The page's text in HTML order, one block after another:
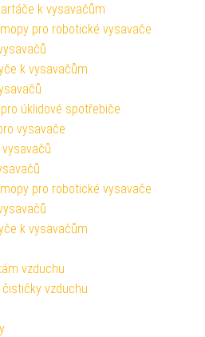
k vysavačům
pro robotické vysavače
k vysavačům
úklidové spotřebiče
vysavače
pro robotické vysavače
k vysavačům
vzduchu
vzduchu